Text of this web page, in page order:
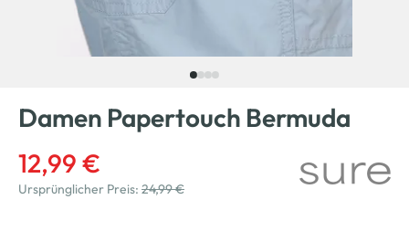
Damen Papertouch Bermuda
12,99 €
Ursprünglicher Preis: 24,99 €